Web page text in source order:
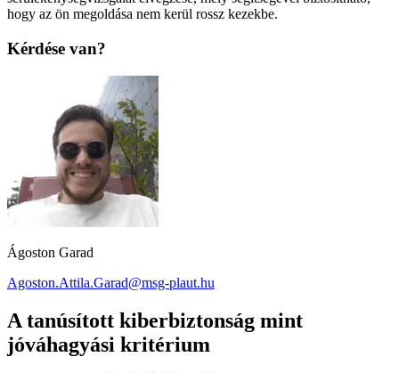
hogy az ön megoldása nem kerül rossz kezekbe.
Kérdése van?
Ágoston Garad
Agoston.Attila.Garad@msg-plaut.hu
A tanúsított kiberbiztonság mint
jóváhagyási kritérium